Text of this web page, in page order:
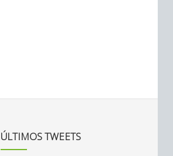
ÚLTIMOS TWEETS